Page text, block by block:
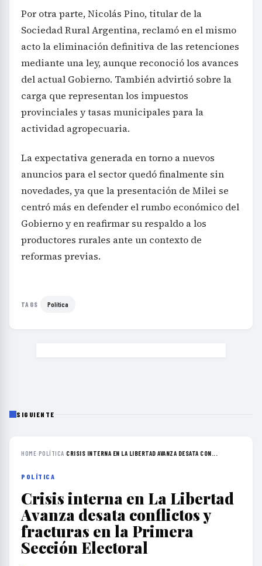
Por otra parte, Nicolás Pino, titular de la
Sociedad Rural Argentina, reclamó en el mismo
acto la eliminación definitiva de las retenciones
mediante una ley, aunque reconoció los avances
del actual Gobierno. También advirtió sobre la
carga que representan los impuestos
provinciales y tasas municipales para la
actividad agropecuaria.
La expectativa generada en torno a nuevos
anuncios para el sector quedó finalmente sin
novedades, ya que la presentación de Milei se
centró más en defender el rumbo económico del
Gobierno y en reafirmar su respaldo a los
productores rurales ante un contexto de
reformas previas.
TAGS Política
SIGUIENTE
HOME›POLÍTICA›CRISIS INTERNA EN LA LIBERTAD AVANZA DESATA CON...
POLÍTICA
Crisis interna en La Libertad
Avanza desata conflictos y
fracturas en la Primera
Sección Electoral